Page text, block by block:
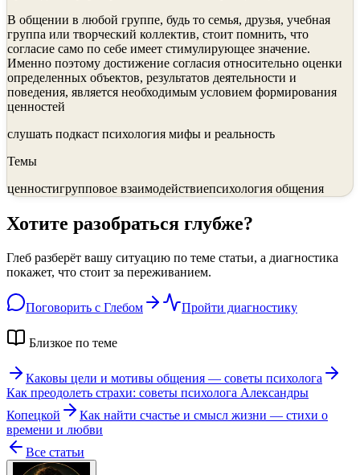
В общении в любой группе, будь то семья, друзья, учебная
группа или творческий коллектив, стоит помнить, что
согласие само по себе имеет стимулирующее значение.
Именно поэтому достижение согласия относительно оценки
определенных объектов, результатов деятельности и
поведения, является необ­ходимым условием формирования
ценностей
слушать подкаст психология мифы и реальность
Темы
ценностигрупповое взаимодействиепсихология общения
Хотите разобраться глубже?
Глеб разберёт вашу ситуацию по теме статьи, а диагностика
покажет, что стоит за переживанием.
Поговорить с Глебом Пройти диагностику
Близкое по теме
Каковы цели и мотивы общения — советы психолога
Как преодолеть страхи: советы психолога Александры
Копецкой
Как найти счастье и смысл жизни — стихи о
времени и любви
Все статьи